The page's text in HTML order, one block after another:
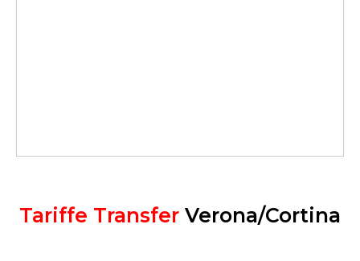
Tariffe Transfer Verona/Cortina